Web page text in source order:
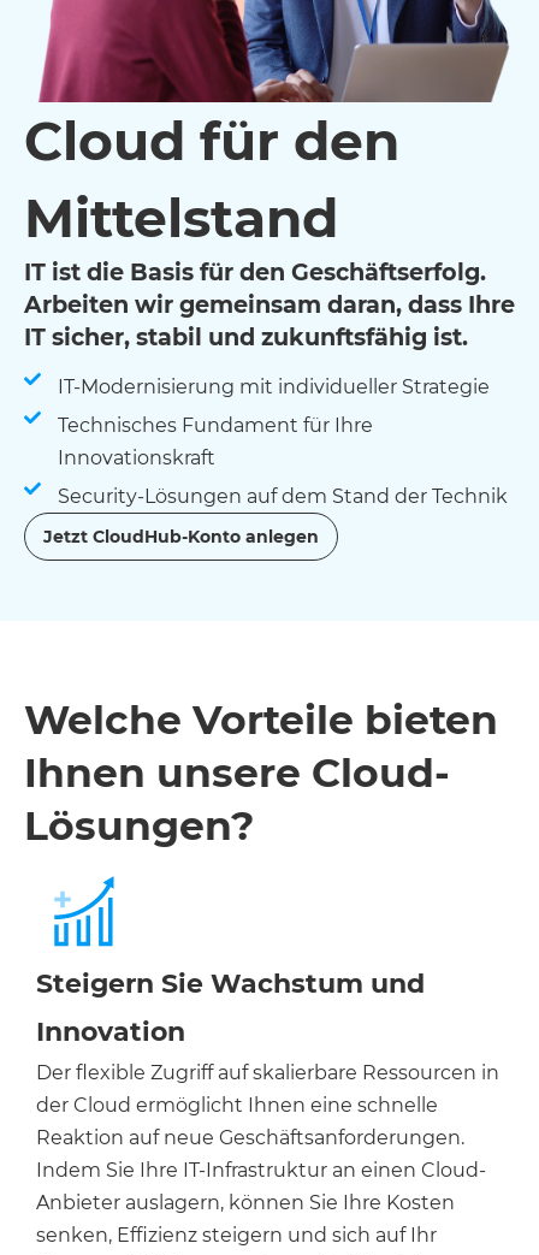
Cloud für den
Mittelstand
IT ist die Basis für den Geschäftserfolg.
Arbeiten wir gemeinsam daran, dass Ihre
IT sicher, stabil und zukunftsfähig ist.
IT-Modernisierung mit individueller Strategie
Technisches Fundament für Ihre
Innovationskraft
Security-Lösungen auf dem Stand der Technik
Jetzt CloudHub-Konto anlegen
Welche Vorteile bieten
Ihnen unsere Cloud-
Lösungen?
Steigern Sie Wachstum und
Innovation
Der flexible Zugriff auf skalierbare Ressourcen in
der Cloud ermöglicht Ihnen eine schnelle
Reaktion auf neue Geschäftsanforderungen.
Indem Sie Ihre IT-Infrastruktur an einen Cloud-
Anbieter auslagern, können Sie Ihre Kosten
senken, Effizienz steigern und sich auf Ihr